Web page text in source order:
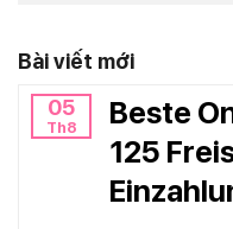
Bài viết mới
05
Th8
Beste
125